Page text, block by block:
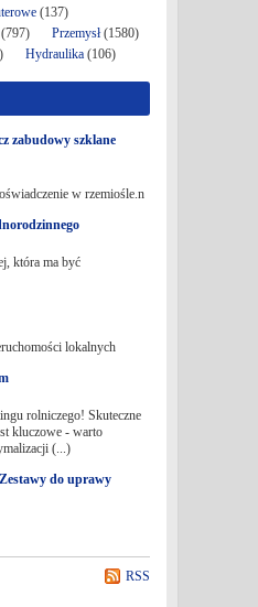
(137)
(797) Przemysł(1580)
Hydraulika (106)
zabudowy szklane
w rzemiośle.n
która ma być
lokalnych
rolniczego! Skuteczne
kluczowe - warto
(...)
do uprawy
RSS